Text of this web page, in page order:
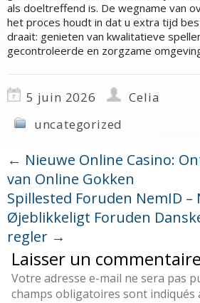
als doeltreffend is. De wegname van
het proces houdt in dat u extra tijd
draait: genieten van kwalitatieve
gecontroleerde en zorgzame
5 juin 2026
Celia
uncategorized
← Nieuwe Online Casino:
van Online Gokken
Spillested Foruden NemID
Øjeblikkeligt Foruden
regler →
Laisser un commentaire
Votre adresse e-mail ne sera pas
champs obligatoires sont indiqués